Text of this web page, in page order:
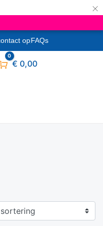
×
opFAQs
Winkelwagen
0
€ 0,00